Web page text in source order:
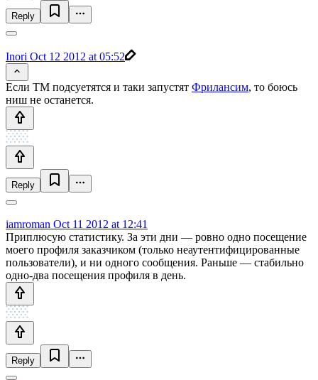
Reply
Inori Oct 12 2012 at 05:52
Если ТМ подсуетятся и таки запустят Фрилансим, то боюсь
ниш не останется.
Reply
iamroman Oct 11 2012 at 12:41
Приплюсую статистику. За эти дни — ровно одно посещение
моего профиля заказчиком (только неаутентифицированные
пользователи), и ни одного сообщения. Раньше — стабильно
одно-два посещения профиля в день.
Reply